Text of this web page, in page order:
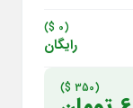
(0 $)
رایگان
(350 $)